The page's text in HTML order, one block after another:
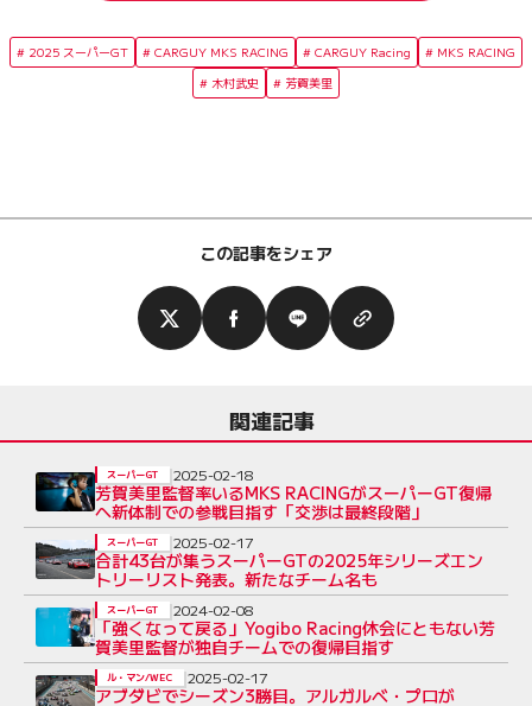
2025 スーパーGT CARGUY MKS RACING CARGUY Racing
MKS RACING
木村武史
芳賀美里
この記事をシェア
関連記事
芳賀美里監督率いるMKS RACINGがスーパーGT復帰
へ新体制での参戦目指す「交渉は最終段階」
スーパーGT 2025-02-18
合計43台が集うスーパーGTの2025年シリーズエン
トリーリスト発表。新たなチーム名も
スーパーGT 2025-02-17
「強くなって戻る」Yogibo Racing休会にともない芳
賀美里監督が独自チームでの復帰目指す
スーパーGT 2024-02-08
アブダビでシーズン3勝目。アルガルベ・プロが
ル・マン/WEC 2025-02-17